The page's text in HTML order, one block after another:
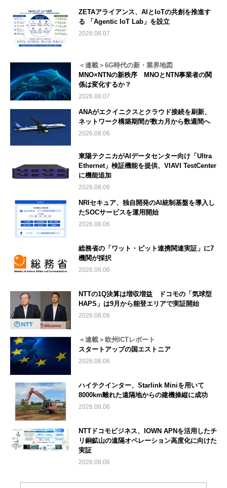
ZETAアライアンス、AIとIoTの共創を推進す
る 「Agentic IoT Lab」を設立
2026.08.07
＜連載＞6G時代の新・業界地図
MNO×NTNの新秩序 MNOとNTN事業者の関
係は変化するか？
2026.08.07
ANAがエクイニクスとクラウド接続を刷新、
ネットワーク構築期間が数カ月から数週間へ
2026.08.06
東陽テクニカがAIデータセンター向け「Ultra
Ethernet」検証機能を提供、VIAVI TestCenter
に機能追加
2026.08.06
NRIセキュア、独自開発のAI統制基盤を導入し
たSOCサービスを運用開始
2026.08.06
総務省の「ワット・ビット連携関連実証」に7
機関が採択
2026.08.06
NTTの1Q決算は増収増益 ドコモの「気球型
HAPS」は9月から能登エリアで実証開始
2026.08.06
＜連載＞欧州ICTレポート
スタートアップの国エストニア
2026.08.06
ハイテクインター、Starlink Miniを用いて
8000km離れた遠隔地からの建機操縦に成功
2026.08.06
NTTドコモビジネス、IOWN APNを活用したチ
リ銅鉱山の遠隔オペレーション高度化に向けた
実証
2026.08.06